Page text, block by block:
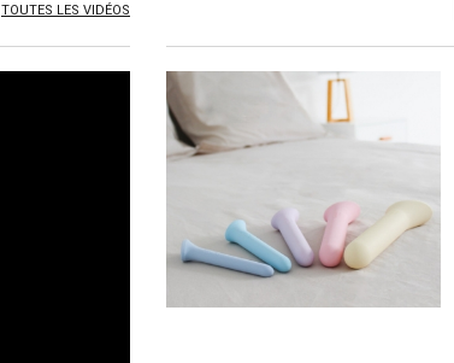
TOUTES LES VIDÉOS